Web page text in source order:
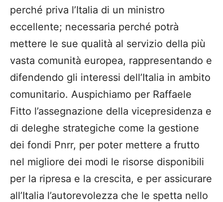
perché priva l’Italia di un ministro
eccellente; necessaria perché potrà
mettere le sue qualità al servizio della più
vasta comunità europea, rappresentando e
difendendo gli interessi dell’Italia in ambito
comunitario. Auspichiamo per Raffaele
Fitto l’assegnazione della vicepresidenza e
di deleghe strategiche come la gestione
dei fondi Pnrr, per poter mettere a frutto
nel migliore dei modi le risorse disponibili
per la ripresa e la crescita, e per assicurare
all’Italia l’autorevolezza che le spetta nello